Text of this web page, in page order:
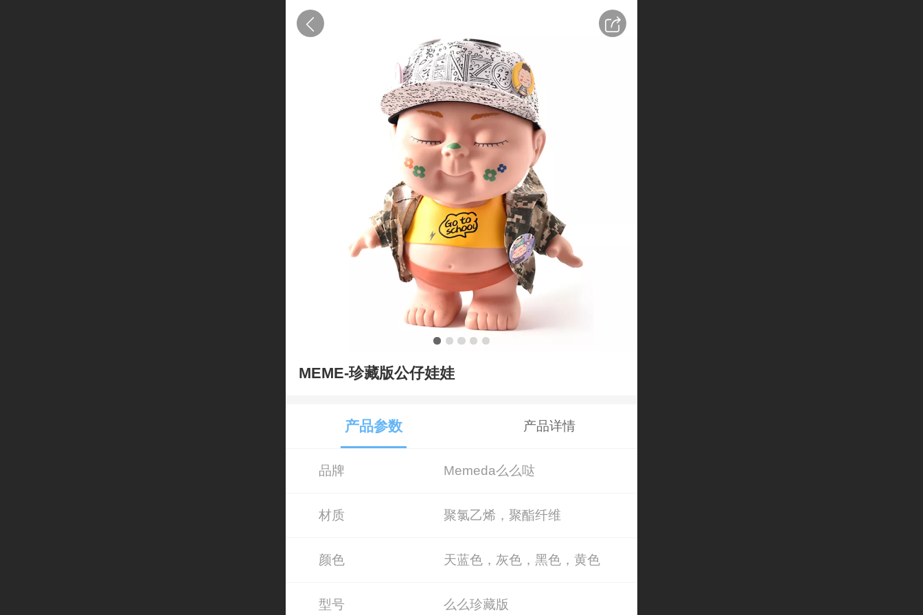
MEME-珍藏版公仔娃娃
产品参数 产品详情
品牌 Memeda么么哒
材质 聚氯乙烯，聚酯纤维
颜色 天蓝色，灰色，黑色，黄色
型号 么么珍藏版